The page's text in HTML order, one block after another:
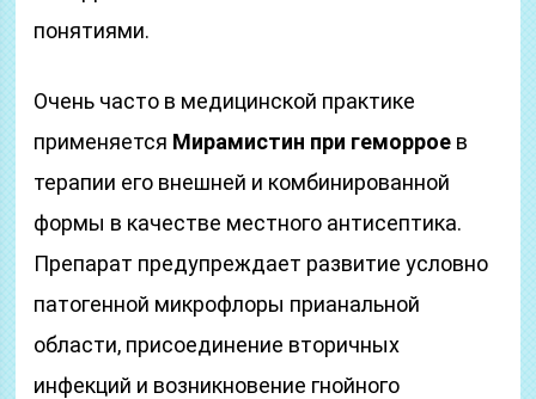
понятиями.
Очень часто в медицинской практике
применяется Мирамистин при геморрое в
терапии его внешней и комбинированной
формы в качестве местного антисептика.
Препарат предупреждает развитие условно
патогенной микрофлоры прианальной
области, присоединение вторичных
инфекций и возникновение гнойного